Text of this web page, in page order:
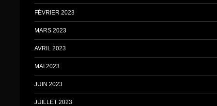
FÉVRIER 2023
MARS 2023
AVRIL 2023
MAI 2023
JUIN 2023
JUILLET 2023